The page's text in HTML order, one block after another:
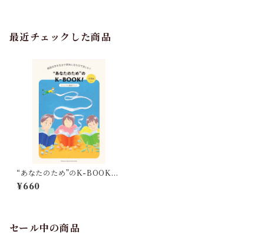
最近チェックした商品
“あなたのため”のK-BOOK！
小説編
¥660
セール中の商品